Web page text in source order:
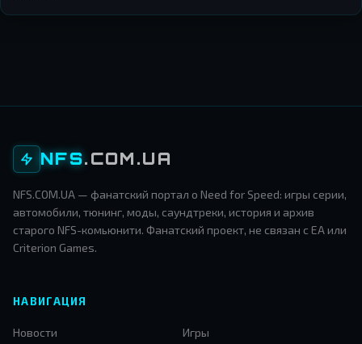
NFS.COM.UA
NFS.COM.UA — фанатский портал о Need for Speed: игры серии,
автомобили, тюнинг, моды, саундтреки, история и архив
старого NFS-комьюнити. Фанатский проект, не связан с EA или
Criterion Games.
НАВИГАЦИЯ
Новости
Игры